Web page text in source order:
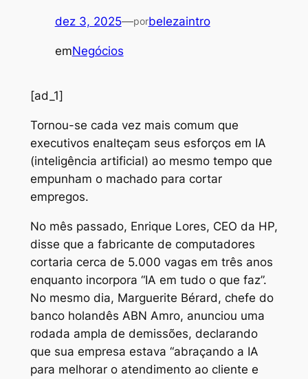
dez 3, 2025—porbelezaintro
emNegócios
[ad_1]
Tornou-se cada vez mais comum que
executivos enalteçam seus esforços em IA
(inteligência artificial) ao mesmo tempo que
empunham o machado para cortar
empregos.
No mês passado, Enrique Lores, CEO da HP,
disse que a fabricante de computadores
cortaria cerca de 5.000 vagas em três anos
enquanto incorpora “IA em tudo o que faz”.
No mesmo dia, Marguerite Bérard, chefe do
banco holandês ABN Amro, anunciou uma
rodada ampla de demissões, declarando
que sua empresa estava “abraçando a IA
para melhorar o atendimento ao cliente e